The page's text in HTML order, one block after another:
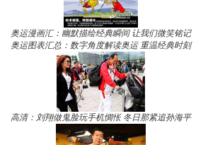
奥运漫画汇：幽默描绘经典瞬间 让我们微笑铭记
奥运图表汇总：数字角度解读奥运 重温经典时刻
高清：刘翔做鬼脸玩手机惆怅 冬日那紧追孙海平